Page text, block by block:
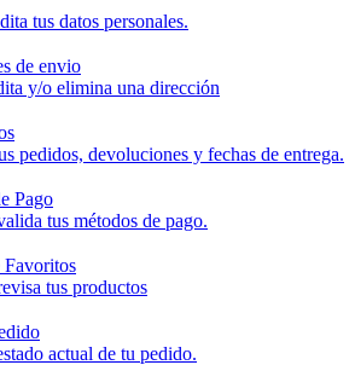
tus datos personales.
de envio
y/o elimina una dirección
pedidos, devoluciones y fechas de entrega.
Pago
tus métodos de pago.
tus productos
actual de tu pedido.